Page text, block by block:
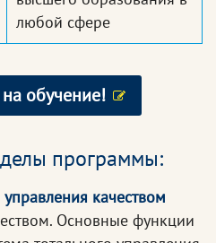
любой сфере
на обучение!
программы:
качеством
Основные функции